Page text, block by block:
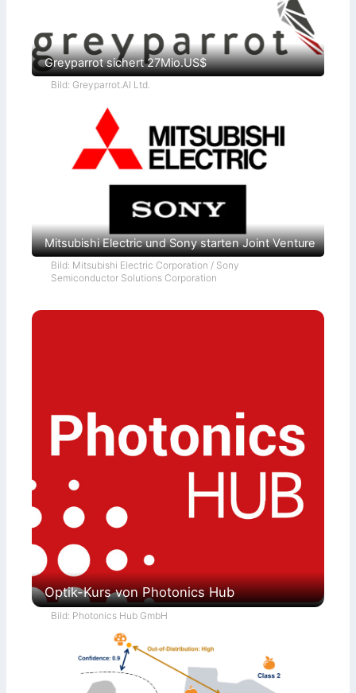
Greyparrot sichert 27Mio.US$
Bild: Greyparrot.AI Ltd.
Mitsubishi Electric und Sony starten Joint Venture
Bild: Mitsubishi Electric Corporation / Sony
Semiconductor Solutions Corporation
Optik-Kurs von Photonics Hub
Bild: Photonics Hub GmbH